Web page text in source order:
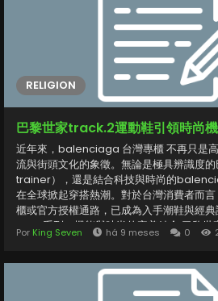
RELIGION
巴黎世家track.2運動鞋引領時尚
近年來，balenciaga 台灣專櫃 不再只是
流與街頭文化的象徵。無論是極具辨識度
trainer），還是結合科技與時尚的
在全球掀起穿搭熱潮。對於台灣消費者而
櫃或官方授權通路，已成為入手潮鞋與經
track系列：機能與時尚的完美結合 巴黎
以其多層次結構與科技感設計深受喜愛。鞋
步強化細節，鞋面線條更繁複立體，整體
頭休閒風或高端運動風都能完美融合。 特
Por King Seven há 9 meses 0